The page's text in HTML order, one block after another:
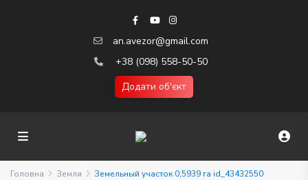
an.avezor@gmail.com
+38 (098) 558-50-50
Додати об'єкт
Головна Земля Земельный участок 0,5939 га id_43432550